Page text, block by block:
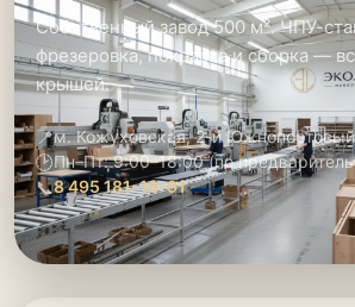
Собственный завод 500 м². ЧПУ-
фрезеровка, покраска и сборка —
крышей.
📍м. Кожуховская, 2-й
🕑Пн–Пт: 9:00–18:00 (по
📞8 495 181-19-91